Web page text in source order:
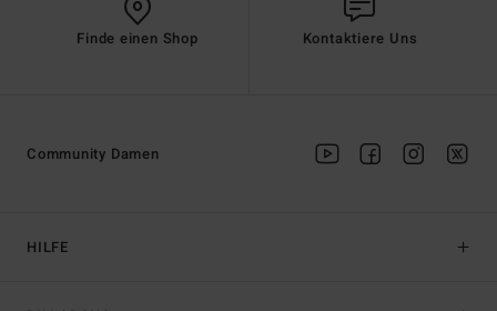
Finde einen Shop Kontaktiere Uns
HILFE
Community Damen